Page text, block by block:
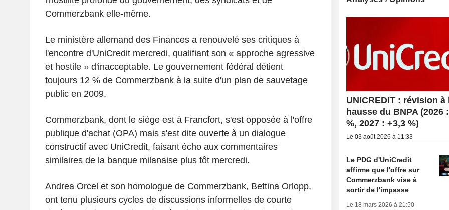
Commerzbank elle-même.
Le ministère allemand des Finances a renouvelé ses critiques à
l'encontre d'UniCredit mercredi, qualifiant son « approche agressive
et hostile » d'inacceptable. Le gouvernement fédéral détient
toujours 12 % de Commerzbank à la suite d'un plan de sauvetage
public en 2009.
Commerzbank, dont le siège est à Francfort, s'est opposée à l'offre
publique d'achat (OPA) mais s'est dite ouverte à un dialogue
constructif avec UniCredit, faisant écho aux commentaires
similaires de la banque milanaise plus tôt mercredi.
Andrea Orcel et son homologue de Commerzbank, Bettina Orlopp,
ont tenu plusieurs cycles de discussions informelles de courte
UNICREDIT : révision à
hausse du BNPA (2026
%, 2027 : +3,3 %)
Le 03 août 2026 à 11:33
Le PDG d'UniCredit
affirme que l'offre sur
Commerzbank vise à
sortir de l'impasse
Le 18 mars 2026 à 21:50